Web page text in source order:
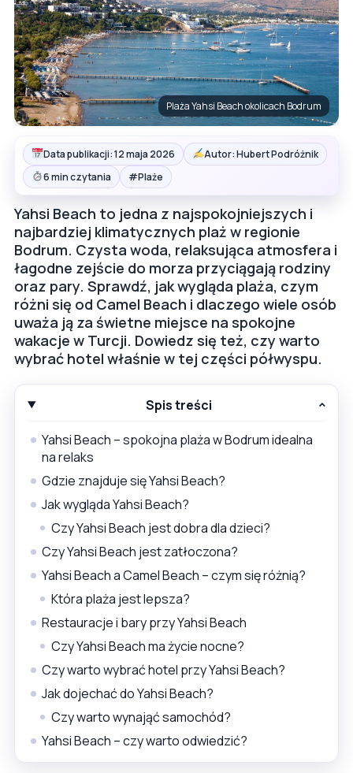
Plaża Yahsi Beach okolicach Bodrum
Data publikacji: 12 maja 2026
Autor: Hubert Podróżnik
6 min czytania
#Plaże
Yahsi Beach to jedna z najspokojniejszych i
najbardziej klimatycznych plaż w regionie
Bodrum. Czysta woda, relaksująca atmosfera i
łagodne zejście do morza przyciągają rodziny
oraz pary. Sprawdź, jak wygląda plaża, czym
różni się od Camel Beach i dlaczego wiele osób
uważa ją za świetne miejsce na spokojne
wakacje w Turcji. Dowiedz się też, czy warto
wybrać hotel właśnie w tej części półwyspu.
Spis treści
Yahsi Beach – spokojna plaża w Bodrum idealna
na relaks
Gdzie znajduje się Yahsi Beach?
Jak wygląda Yahsi Beach?
Czy Yahsi Beach jest dobra dla dzieci?
Czy Yahsi Beach jest zatłoczona?
Yahsi Beach a Camel Beach – czym się różnią?
Która plaża jest lepsza?
Restauracje i bary przy Yahsi Beach
Czy Yahsi Beach ma życie nocne?
Czy warto wybrać hotel przy Yahsi Beach?
Jak dojechać do Yahsi Beach?
Czy warto wynająć samochód?
Yahsi Beach – czy warto odwiedzić?